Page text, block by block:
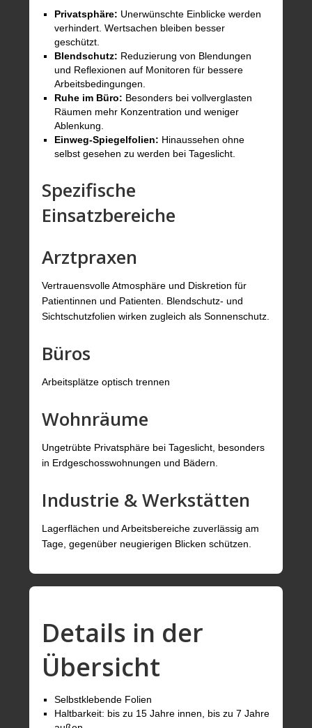
Privatsphäre: Unerwünschte Einblicke werden
verhindert. Wertsachen bleiben besser
geschützt.
Blendschutz: Reduzierung von Blendungen
und Reflexionen auf Monitoren für bessere
Arbeitsbedingungen.
Ruhe im Büro: Besonders bei vollverglasten
Räumen mehr Konzentration und weniger
Ablenkung.
Einweg-Spiegelfolien: Hinaussehen ohne
selbst gesehen zu werden bei Tageslicht.
Spezifische
Einsatzbereiche
Arztpraxen
Vertrauensvolle Atmosphäre und Diskretion für
Patientinnen und Patienten. Blendschutz- und
Sichtschutzfolien wirken zugleich als Sonnenschutz.
Büros
Arbeitsplätze optisch trennen
Wohnräume
Ungetrübte Privatsphäre bei Tageslicht, besonders
in Erdgeschosswohnungen und Bädern.
Industrie & Werkstätten
Lagerflächen und Arbeitsbereiche zuverlässig am
Tage, gegenüber neugierigen Blicken schützen.
Details in der
Übersicht
Selbstklebende Folien
Haltbarkeit: bis zu 15 Jahre innen, bis zu 7 Jahre